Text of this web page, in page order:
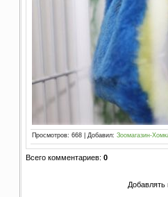
Просмотров: 668| Добавил: Зоомагазин-
Всего комментариев: 0
Добавлять